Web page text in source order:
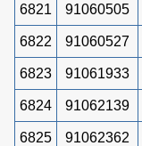
6821 91060505
6822 91060527
6823 91061933
6824 91062139
6825 91062362